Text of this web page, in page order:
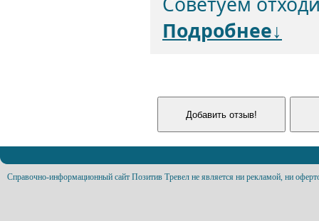
Подробнее↓
Справочно-информационный сайт Позитив Тревел не является ни рекламой, ни